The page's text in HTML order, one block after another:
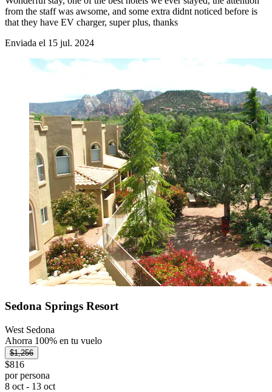
from the staff was awsome, and some extra didnt noticed before is
that they have EV charger, super plus, thanks
Enviada el 15 jul. 2024
Sedona Springs Resort
West Sedona
Ahorra 100% en tu vuelo
$1,256
$816
por persona
8 oct - 13 oct